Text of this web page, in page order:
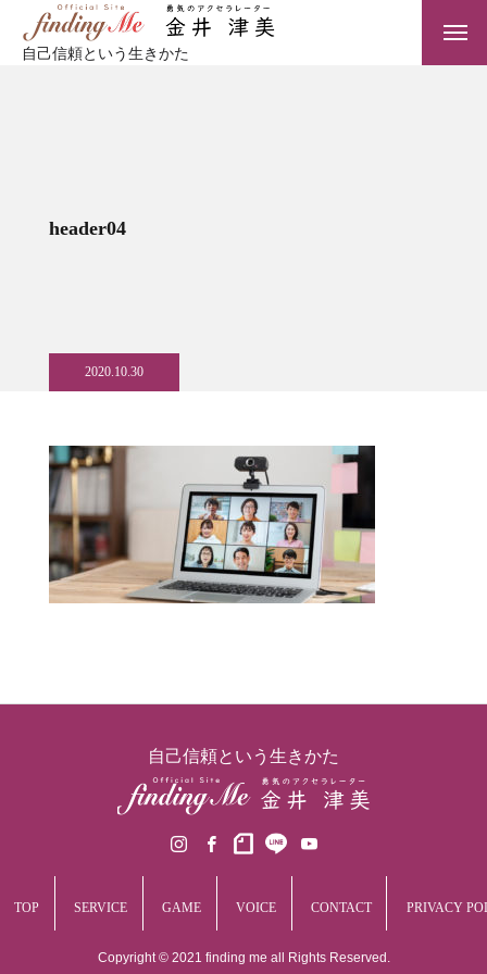
自己信頼という生きかた
ゲーム（Life with Social interest）
お客様の声
お問い合わせ
header04
2020.10.30
自己信頼という生きかた
TOP SERVICE GAME VOICE CONTACT PRIVACY
Copyright © 2021 finding me all Rights Reserved.